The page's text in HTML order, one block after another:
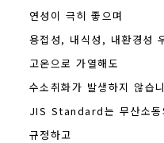
연성이 극히 좋으며
용접성, 내식성, 내환경성
고온으로 가열해도
수소취화가 발생하지 않습
JIS Standard는 무산소
규정하고